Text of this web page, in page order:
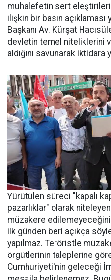
muhalefetin sert
ilişkin bir basın açıklaması
Başkanı Av. Kürşat
devletin temel niteliklerini
aldığını savunarak iktidara
Yürütülen süreci "kapalı
pazarlıklar" olarak
müzakere
ilk günden beri açıkça
yapılmaz. Teröristle
örgütlerinin taleplerine
Cumhuriyeti'nin geleceği